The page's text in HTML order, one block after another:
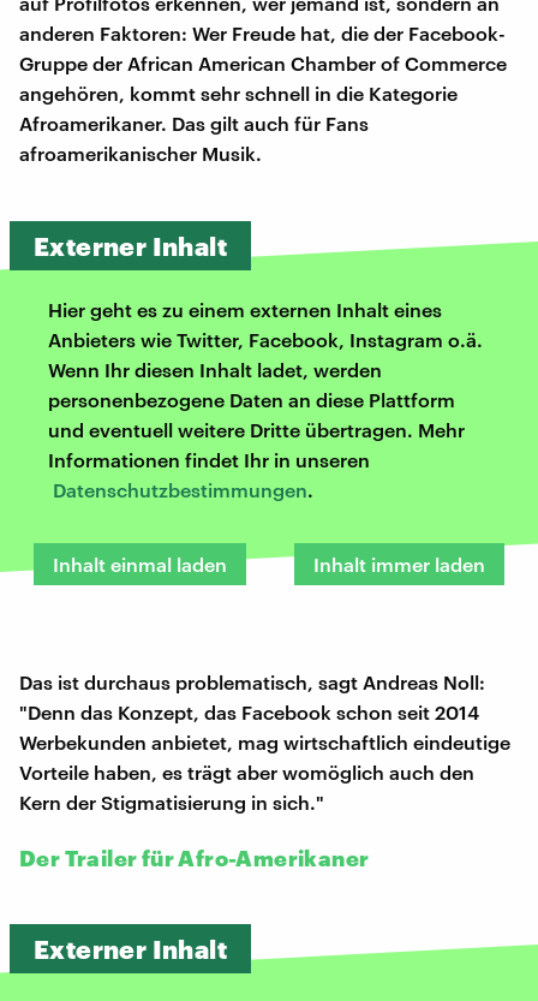
anderen Faktoren: Wer Freude hat, die der Facebook-
Gruppe der African American Chamber of Commerce
angehören, kommt sehr schnell in die Kategorie
Afroamerikaner. Das gilt auch für Fans
afroamerikanischer Musik.
Externer Inhalt
Hier geht es zu einem externen Inhalt eines
Anbieters wie Twitter, Facebook, Instagram o.ä.
Wenn Ihr diesen Inhalt ladet, werden
personenbezogene Daten an diese Plattform
und eventuell weitere Dritte übertragen. Mehr
Informationen findet Ihr in unseren
Datenschutzbestimmungen.
Inhalt einmal laden Inhalt immer laden
Das ist durchaus problematisch, sagt Andreas Noll:
"Denn das Konzept, das Facebook schon seit 2014
Werbekunden anbietet, mag wirtschaftlich eindeutige
Vorteile haben, es trägt aber womöglich auch den
Kern der Stigmatisierung in sich."
Der Trailer für Afro-Amerikaner
Externer Inhalt